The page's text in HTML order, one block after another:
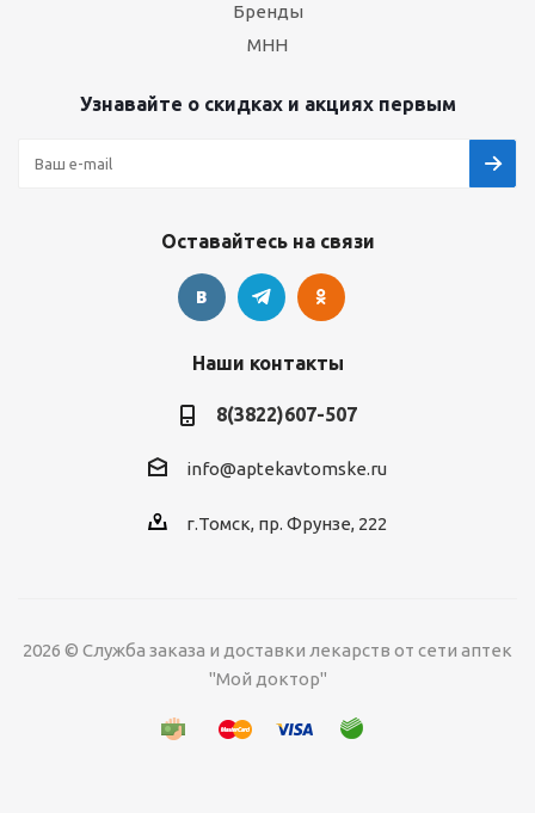
Бренды
МНН
Узнавайте о скидках и акциях первым
Оставайтесь на связи
Наши контакты
8(3822)607-507
info@aptekavtomske.ru
г.Томск, пр. Фрунзе, 222
2026 © Служба заказа и доставки лекарств от сети аптек
"Мой доктор"